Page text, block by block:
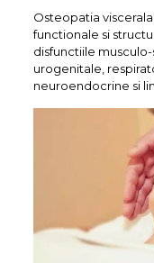
Osteopatia
functionale si
disfunctiile
urogenitale,
neuroendocrine si